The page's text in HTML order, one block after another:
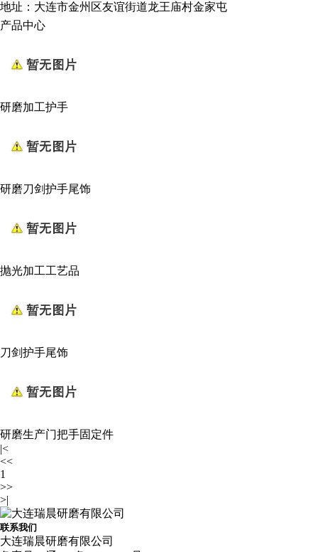
地址：大连市金州区友谊街道龙王庙村金家屯
产品中心
研磨加工护手
研磨刀剑护手尾饰
抛光加工工艺品
刀剑护手尾饰
研磨生产门把手固定件
|<
<<
1
>>
>|
联系我们
大连瑞晨研磨有限公司